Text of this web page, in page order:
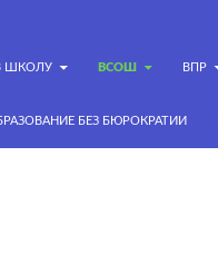
ШКОЛУ ВСОШ ВПР
БЕЗ БЮРОКРАТИИ